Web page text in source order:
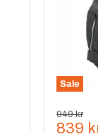
Sale
949 kr
839